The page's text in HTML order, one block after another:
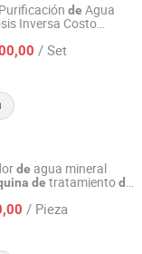
Purificación de Agua
Inversa Costo
Máquina
/ Set
Co.,
de agua mineral
de tratamientode
/ Pieza
Co., Ltd.